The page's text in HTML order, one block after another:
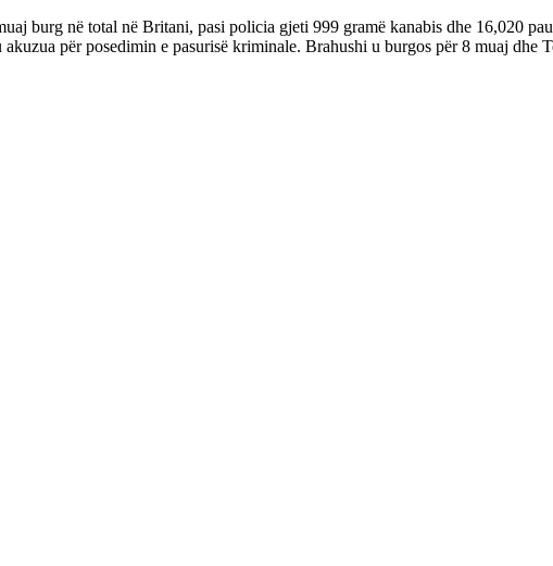
burg në total në Britani, pasi policia gjeti 999 gramë kanabis dhe 16,020
për posedimin e pasurisë kriminale. Brahushi u burgos për 8 muaj dhe